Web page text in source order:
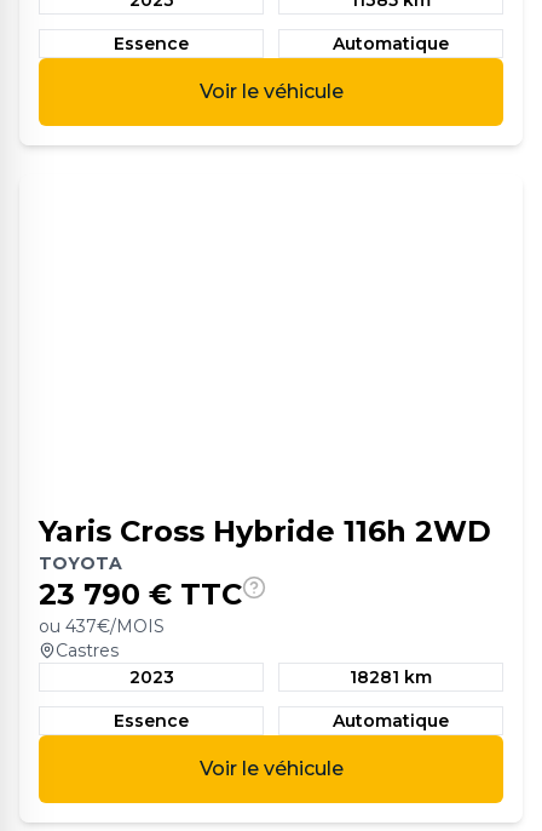
Essence
Automatique
Voir le véhicule
Yaris Cross Hybride 116h 2WD
TOYOTA
23 790 € TTC
ou 437€/MOIS
Castres
2023
18281 km
Essence
Automatique
Voir le véhicule